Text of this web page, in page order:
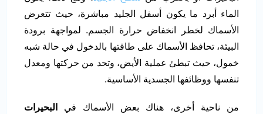
الماء أبرد ما يكون أسفل الجليد مباشرة، حيث تتعرض
الأسماك لخطر انخفاض حرارة الجسم. لمواجهة برودة
البيئة، تحافظ الأسماك على طاقتها بالدخول في حالة شبه
خمول، حيث تبطئ عملية الأيض، وتحد من حركتها ومعدل
تنفسها ووظائفها الجسدية الأساسية.
من ناحية أخرى، هناك بعض الأسماك في البحيرات